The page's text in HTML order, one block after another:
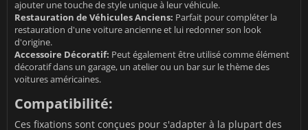
ajouter une touche de style unique à leur véhicule.
Restauration de Véhicules Anciens: Parfait pour compléter la
restauration d'une voiture ancienne et lui redonner son look
d'origine.
Accessoire Décoratif: Peut également être utilisé comme élément
décoratif dans un garage, un atelier ou un bar sur le thème des
voitures américaines.
Compatibilité:
Ces fixations sont conçues pour s'adapter à la plupart des